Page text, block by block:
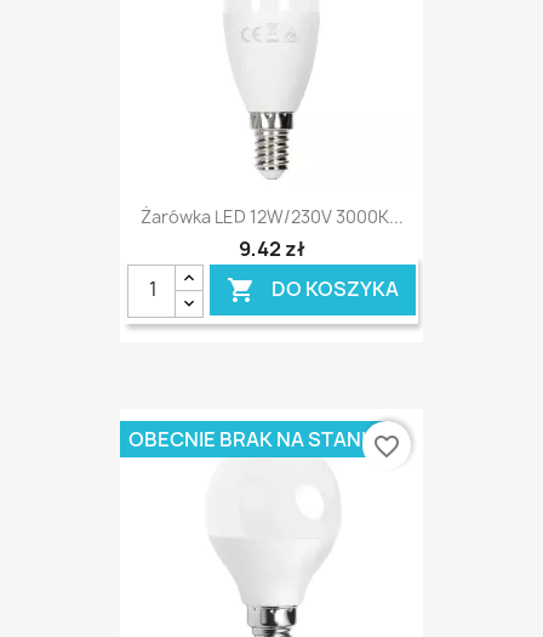
Żarówka LED 12W/230V 3000K...
9,42 zł
 DO KOSZYKA
OBECNIE BRAK NA STANIEfavorite_border